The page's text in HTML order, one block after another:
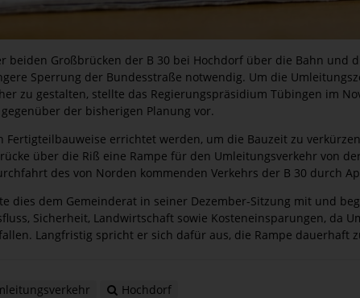
beiden Großbrücken der B 30 bei Hochdorf über die Bahn und
Sperrung der Bundesstraße notwendig. Um die
zu gestalten, stellte das Regierungspräsidium Tübingen im
der bisherigen Planung vor.
Fertigteilbauweise errichtet werden, um die Bauzeit zu
über die Riß eine Rampe für den Umleitungsverkehr von
des von Norden kommenden Verkehrs der B 30 durch
dies dem Gemeinderat in seiner Dezember-Sitzung mit und
Sicherheit, Landwirtschaft sowie Kosteneinsparungen, da
Langfristig spricht er sich dafür aus, die Rampe dauerhaft
Hochdorf